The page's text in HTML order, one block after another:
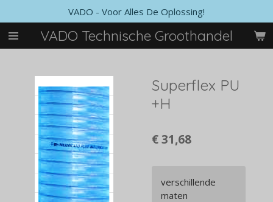
direct
naar
de
VADO Technische Groothandel
VADO - Voor Alles De Oplossing!
Superflex PU
+H
€ 31,68
verschillende
maten